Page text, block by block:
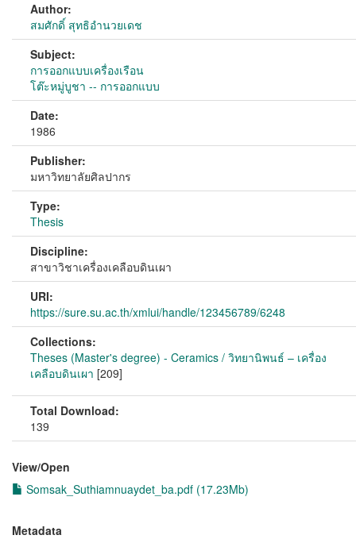
Author:
สมศักดิ์ สุทธิอำนวยเดช
Subject:
การออกแบบเครื่องเรือน
โต๊ะหมู่บูชา -- การออกแบบ
Date:
1986
Publisher:
มหาวิทยาลัยศิลปากร
Type:
Thesis
Discipline:
สาขาวิชาเครื่องเคลือบดินเผา
URI:
https://sure.su.ac.th/xmlui/handle/123456789/6248
Collections:
Theses (Master's degree) - Ceramics / วิทยานิพนธ์ – เครื่อง
เคลือบดินเผา [209]
Total Download:
139
View/Open
Somsak_Suthiamnuaydet_ba.pdf (17.23Mb)
Metadata